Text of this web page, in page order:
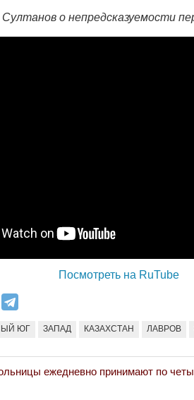
о непредсказуемости
Посмотреть на RuTube
ЮГ ЗАПАД КАЗАХСТАН ЛАВРОВ
ежедневно принимают по